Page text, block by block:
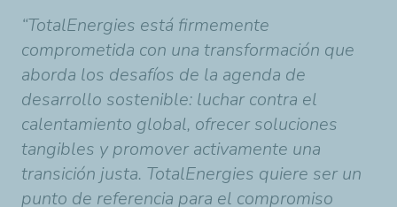
“TotalEnergies está firmemente
comprometida con una transformación que
aborda los desafíos de la agenda de
desarrollo sostenible: luchar contra el
calentamiento global, ofrecer soluciones
tangibles y promover activamente una
transición justa. TotalEnergies quiere ser un
punto de referencia para el compromiso